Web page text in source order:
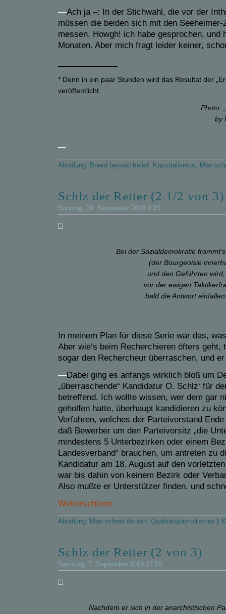
—Ach ja –: In der Stichwahl, die vor der
müssen die beiden sich mit den
messen. Howgh! ich habe gesprochen,
Monaten. Aber mich fragt leider keiner,
* Denn in ein paar Stunden wird das Resultat der
veröffentlicht.
Photo:
by
—
Abteilung: Bored beyond belief, Kaputtalismus , Man
Schlz der Retter (2 1/2 von 3)
Sonntag, 29. September 2019 0:23
Bei der Sozialdemokratie
(der Bourgeoisie
und den Geführten
vor der ewigen
bald die Antwort
In meinem Plan für diese Serie war das,
Aber wie‘s beim Recherchieren öfters geht,
sogar den Rechercheur überraschen, und
—Dabei ging es anfangs wirklich bloß um
„überraschende“ Kandidatur O. Schlz‘ für
betreffend. Ich wollte wissen, wer dem gar
geholfen hatte, überhaupt kandidieren zu
Verfahren, welches der Parteivorstand
daß Bewerber um den Parteivorsitz „die
mindestens 5 Unterbezirken oder einem
Landesverband“ brauchen, um antreten zu
Kandidatur am 18. August auf den
war bis dahin von keinem Bezirk oder
Also mußte er Unterstützer finden, und
Weiterschlzen
Abteilung: Man schreit deutsh,Qualitätsjournalismus
Schlz der Retter (2 von 3)
Samstag, 7. September 2019 17:55
Nachdem er sich in der anarchistischen